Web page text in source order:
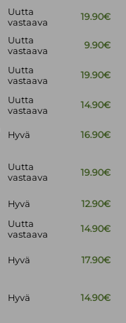
Uutta
vastaava
19.90€
Uutta
vastaava
9.90€
Uutta
vastaava
19.90€
Uutta
vastaava
14.90€
Hyvä 16.90€
Uutta
vastaava
19.90€
Hyvä
12.90€
Uutta
vastaava
14.90€
Hyvä 17.90€
Hyvä 14.90€